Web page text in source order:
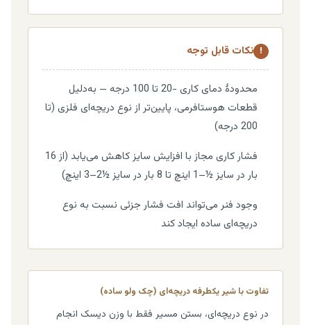
! نکات قابل توجه
محدودهٔ دمای کاری -20 تا 100 درجه — به‌دلیل
قطعات هوستافرمی، پایین‌تر از نوع دریچه‌ای فلزی (تا
200 درجه)
فشار کاری مجاز با افزایش سایز کاهش می‌یابد (از 16
بار در سایز ½–1 اینچ تا 8 بار در سایز ½2–3 اینچ)
وجود فنر می‌تواند افت فشار جزئی نسبت به نوع
دریچه‌ای ساده ایجاد کند
تفاوت با شیر یکطرفه دریچه‌ای (چک ولو ساده)
در نوع دریچه‌ای، بستن مسیر فقط با وزن دیسک انجام